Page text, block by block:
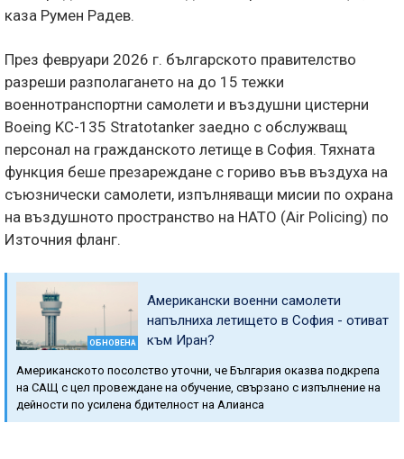
каза Румен Радев.
През февруари 2026 г. българското правителство
разреши разполагането на до 15 тежки
военнотранспортни самолети и въздушни цистерни
Boeing KC-135 Stratotanker заедно с обслужващ
персонал на гражданското летище в София. Тяхната
функция беше презареждане с гориво във въздуха на
съюзнически самолети, изпълняващи мисии по охрана
на въздушното пространство на НАТО (Air Policing) по
Източния фланг.
ОБНОВЕНА
Американски военни самолети
напълниха летището в София - отиват
към Иран?
Американското посолство уточни, че България оказва подкрепа
на САЩ с цел провеждане на обучение, свързано с изпълнение на
дейности по усилена бдителност на Алианса